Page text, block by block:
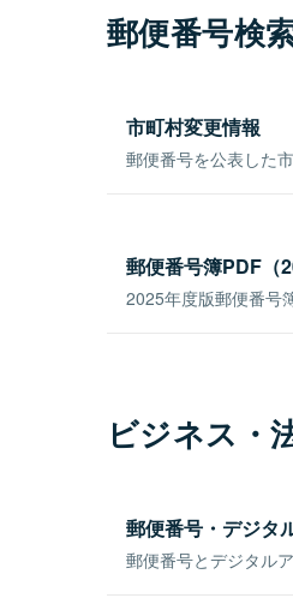
郵便番号検
市町村変更情報
郵便番号を公表した
郵便番号簿PDF（
2025年度版郵便番号
ビジネス・
郵便番号・デジタ
郵便番号とデジタル